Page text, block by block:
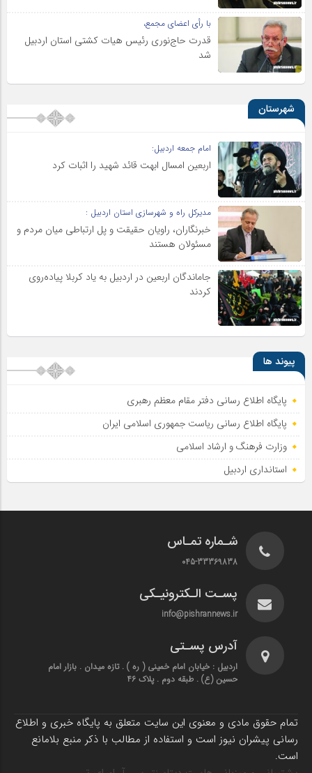
با رأی اعضای مجمع،
قدرت حاج‌نوری رئیس هیات کشتی استان اردبیل
شد
شهرستان
امام جمعه اردبیل:
اربعین امسال ابهت قائد شهید را اثبات کرد
مدیرکل راه و شهرسازی استان اردبیل :
خبرنگاران، راویان حقیقت و پل ارتباطی میان مردم و
مسئولان هستند
جاماندگان اربعین در اردبیل به یاد کربلا پیاده‌روی
کردند
پیوند ها
پایگاه اطلاع رسانی دفتر مقام معظم رهبری
پایگاه اطلاع‌ رسانی ریاست‌ جمهوری اسلامی ایران
وزارت فرهنگ و ارشاد اسلامی
استانداری اردبیل
شـماره تمـاس
045-33369838
پسـت الـکترونیـکی
info@pishrannews.ir
آدرس پسـتی
اردبیل : خیابان امام خمینی ( ره ) . تازه میدان . بازار امام
حسین (ع) . طبقه دوم . پلاک 46
تمام حقوق مادی و معنوی این سایت متعلق به پایگاه خبری و اطلاع
رسانی پیشران نیوز است و استفاده از مطالب با ذکر منبع بلامانع
است.